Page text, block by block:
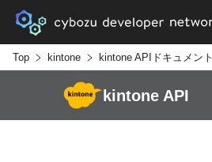
Top kintone kintone APIドキュメント
kintone API